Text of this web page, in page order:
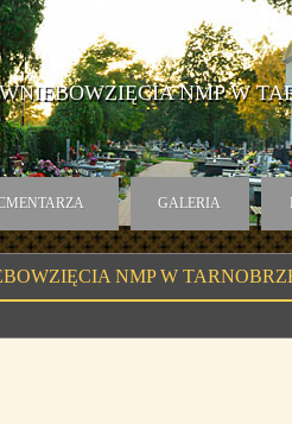
NMP W
GALERIA
NMP W